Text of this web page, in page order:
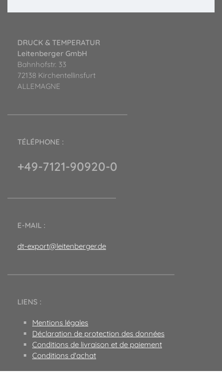
DRUCK & TEMPERATUR
Leitenberger GmbH
Bahnhofstr. 33
72138 Kirchentellinsfurt
ALLEMAGNE
TÉLÉPHONE :
+49-7121-90920-0
E-MAIL :
dt-export@leitenberger.de
LIENS :
Mentions légales
Déclaration de protection des données
Conditions de livraison et de paiement
Conditions d'achat